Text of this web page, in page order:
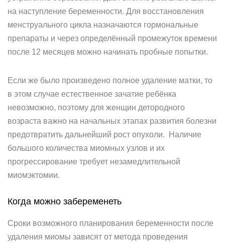
на наступление беременности. Для восстановления
менструального цикла назначаются гормональные
препараты и через определённый промежуток времени
после 12 месяцев можно начинать пробные попытки.
Если же было произведено полное удаление матки, то
в этом случае естественное зачатие ребёнка
невозможно, поэтому для женщин детородного
возраста важно на начальных этапах развития болезни
предотвратить дальнейший рост опухоли. Наличие
большого количества миомных узлов и их
прогрессирование требует незамедлительной
миомэктомии.
Когда можно забеременеть
Сроки возможного планирования беременности после
удаления миомы зависят от метода проведения